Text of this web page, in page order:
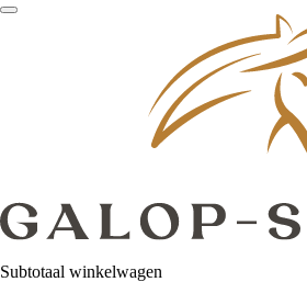
Subtotaal winkelwagen